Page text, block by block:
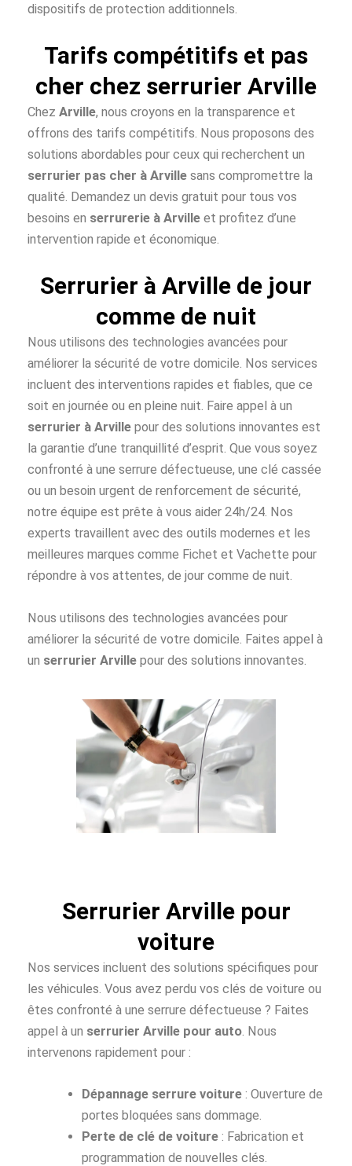
dispositifs de protection additionnels.
Tarifs compétitifs et pas
cher chez serrurier Arville
Chez Arville, nous croyons en la transparence et
offrons des tarifs compétitifs. Nous proposons des
solutions abordables pour ceux qui recherchent un
serrurier pas cher à Arville sans compromettre la
qualité. Demandez un devis gratuit pour tous vos
besoins en serrurerie à Arville et profitez d’une
intervention rapide et économique.
Serrurier à Arville de jour
comme de nuit
Nous utilisons des technologies avancées pour
améliorer la sécurité de votre domicile. Nos services
incluent des interventions rapides et fiables, que ce
soit en journée ou en pleine nuit. Faire appel à un
serrurier à Arville pour des solutions innovantes est
la garantie d’une tranquillité d’esprit. Que vous soyez
confronté à une serrure défectueuse, une clé cassée
ou un besoin urgent de renforcement de sécurité,
notre équipe est prête à vous aider 24h/24. Nos
experts travaillent avec des outils modernes et les
meilleures marques comme Fichet et Vachette pour
répondre à vos attentes, de jour comme de nuit.
Nous utilisons des technologies avancées pour
améliorer la sécurité de votre domicile. Faites appel à
un serrurier Arville pour des solutions innovantes.
Serrurier Arville pour
voiture
Nos services incluent des solutions spécifiques pour
les véhicules. Vous avez perdu vos clés de voiture ou
êtes confronté à une serrure défectueuse ? Faites
appel à un serrurier Arville pour auto . Nous
intervenons rapidement pour :
Dépannage serrure voiture : Ouverture de
portes bloquées sans dommage.
Perte de clé de voiture : Fabrication et
programmation de nouvelles clés.